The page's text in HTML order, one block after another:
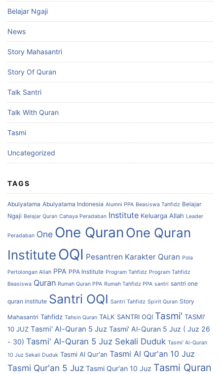
Belajar Ngaji
News
Story Mahasantri
Story Of Quran
Talk Santri
Talk With Quran
Tasmi
Uncategorized
TAGS
Abulyatama Abulyatama Indonesia Alumni PPA Beasiswa Tahfidz Belajar
Ngaji Belajar Quran Cahaya Peradaban Institute Keluarga Allah Leader
Peradaban One One QuranOne Quran
InstituteOQI Pesantren Karakter Quran Pola
Pertolongan Allah PPA PPA Institute Program Tahfidz Program Tahfidz
Beasiswa Quran Rumah Quran PPA Rumah Tahfidz PPA santri santri one
quran institute Santri OQI Santri Tahfidz Spirit Quran Story
Mahasantri Tahfidz Tahsin Quran TALK SANTRI OQI Tasmi' TASMI'
10 JUZ Tasmi' Al-Quran 5 Juz Tasmi' Al-Quran 5 Juz ( Juz 26
- 30) Tasmi' Al-Quran 5 Juz Sekali Duduk Tasmi' Al-Quran
10 Juz Sekali Duduk Tasmi Al Qur'an Tasmi Al Qur'an 10 Juz
Tasmi Qur'an 5 Juz Tasmi Qur'an 10 Juz Tasmi Quran